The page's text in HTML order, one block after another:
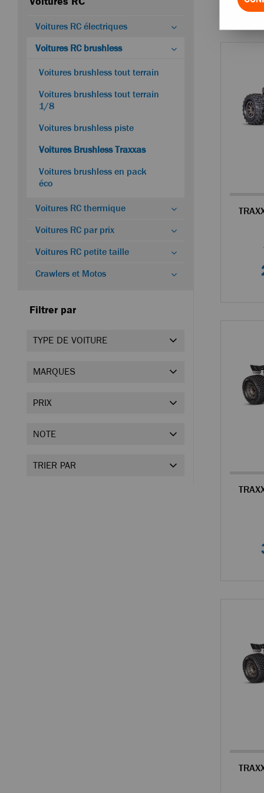
Voitures RC électriques
Voitures RC brushless
Voitures brushless tout terrain
Voitures brushless tout terrain
1/8
Voitures brushless piste
Voitures Brushless Traxxas
Voitures brushless en pack
éco
Voitures RC thermique
Voitures RC par prix
Voitures RC petite taille
Crawlers et Motos
Filtrer par
TYPE DE VOITURE
MARQUES
PRIX
NOTE
TRIER PAR